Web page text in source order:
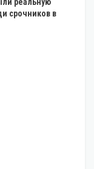
срочников в